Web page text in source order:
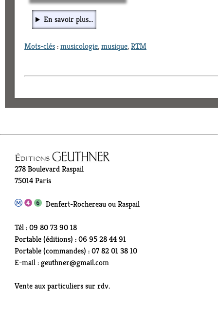
En savoir plus...
Mots-clés:musicologie,musique,RTM
278 Boulevard Raspail
75014 Paris
Denfert-Rochereau ou Raspail
Tél : 09 80 73 90 18
Portable (éditions) : 06 95 28 44 91
Portable (commandes) : 07 82 01 38 10
E-mail : geuthner@gmail.com
Vente aux particuliers sur rdv.